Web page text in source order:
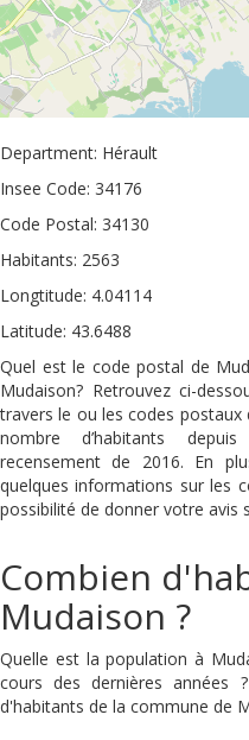
Department: Hérault
Insee Code: 34176
Code Postal: 34130
Habitants: 2563
Longtitude: 4.04114
Latitude: 43.6488
Quel est le code postal de
Mudaison? Retrouvez ci-
travers le ou les codes postaux
nombre d’habitants
recensement de 2016. En
quelques informations sur les
possibilité de donner votre avis
Combien
Mudaison ?
Quelle est la population à
cours des dernières années
d'habitants de la commune de